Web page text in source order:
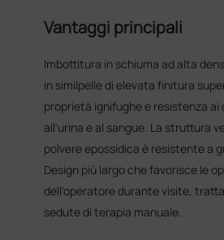
Vantaggi principali
Imbottitura in schiuma ad alta
in similpelle di elevata finitura
proprietà ignifughe e resistenza ai
all'urina e al sangue. La struttura
polvere epossidica è resistente a
Design più largo che favorisce le
dell'operatore durante visite,
sedute di terapia manuale.